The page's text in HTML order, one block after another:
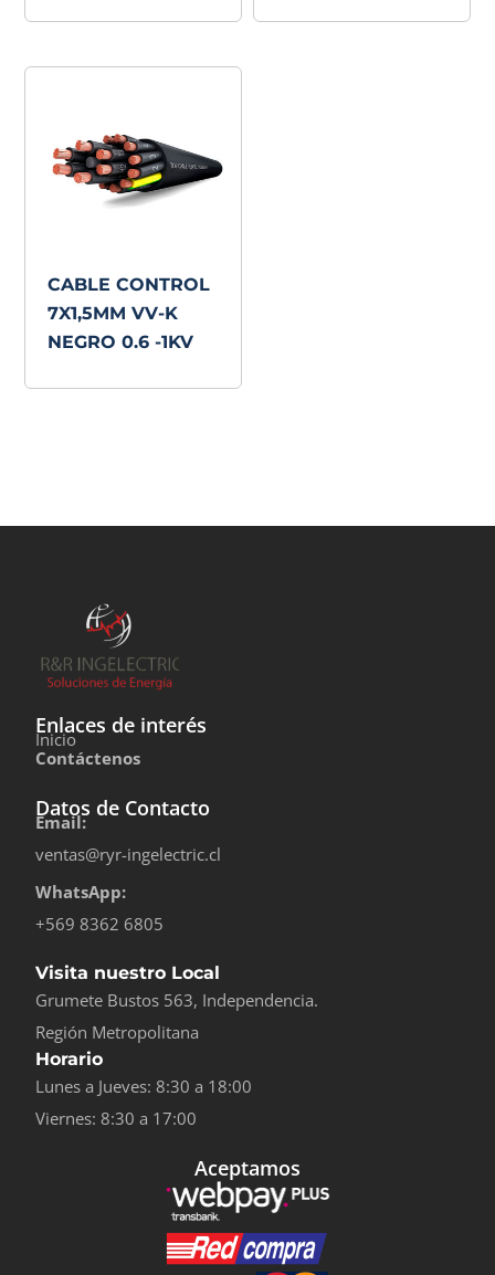
CABLE CONTROL
7X1,5MM VV-K
NEGRO 0.6 -1KV
Enlaces de interés
Inicio
Contáctenos
Datos de Contacto
Email:
ventas@ryr-ingelectric.cl
WhatsApp:
+569 8362 6805
Visita nuestro Local
Grumete Bustos 563, Independencia.
Región Metropolitana
Horario
Lunes a Jueves: 8:30 a 18:00
Viernes: 8:30 a 17:00
Aceptamos